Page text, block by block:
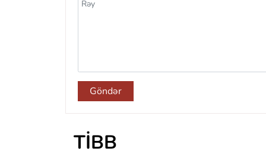
Göndər
TIBB